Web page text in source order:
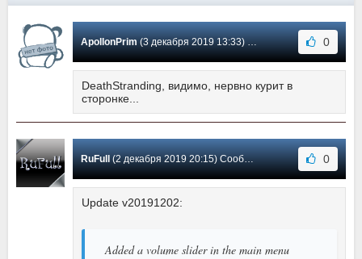
ApollonPrim(3 декабря 2019 13:33) Сообщение #2 0
DeathStranding, видимо, нервно курит в
сторонке...
RuFull (2 декабря 2019 20:15) Сообщение #1 0
Update v20191202:
Added a volume slider in the main menu